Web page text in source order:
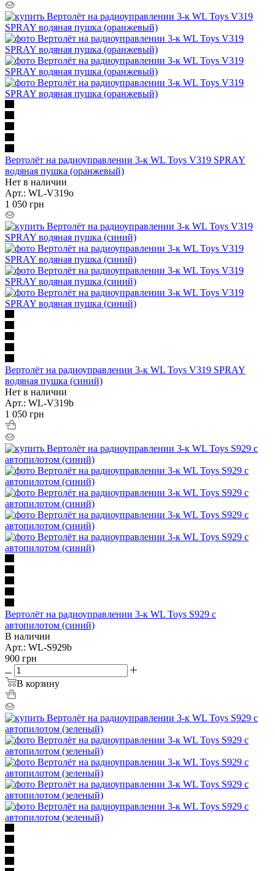
Вертолёт на радиоуправлении 3-к WL Toys V319 SPRAY
водяная пушка (оранжевый)
Нет в наличии
Арт.: WL-V319o
1 050 грн
Вертолёт на радиоуправлении 3-к WL Toys V319 SPRAY
водяная пушка (синий)
Нет в наличии
Арт.: WL-V319b
1 050 грн
Вертолёт на радиоуправлении 3-к WL Toys S929 с
автопилотом (синий)
В наличии
Арт.: WL-S929b
900 грн
В корзину